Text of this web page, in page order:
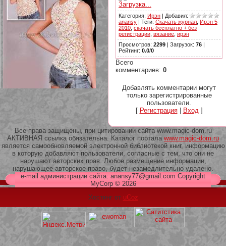
209 Белая кофта из ленточного
кружева
Загрузка...
Категория: Ирэн | Добавил:
anansy | Теги: Скачать журнал Ирэн 5
2010 скачать бесплатно + без
регистрации вязание ирэн
Просмотров: 2299 | Загрузок: 76 |
Рейтинг: 0.0/0
Всего
комментариев: 0
Добавлять комментарии могут
только зарегистрированные
пользователи.
[ Регистрация| Вход]
Все права защищены, при цитировании сайта www.magic-dom.ru
АКТИВНАЯ ссылка обязательна. Каталог портала www.magic-dom.ru
является самообновляемой электронной библиотекой книг, информацию
в которую добавляют пользователи, согласные с тем, что они не
нарушают авторских прав. Любое размещение информации,
нарушающее авторское право, будет незамедлительно удалено.
e-mail администрации сайта: anansy77@gmail.com Copyright
MyCorp © 2026
Хостинг от uCoz